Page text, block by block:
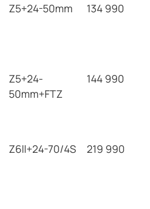
Z5+24-50mm
134 990
Z5+24-
50mm+FTZ
144 990
Z6ll+24-70/4S
219 990